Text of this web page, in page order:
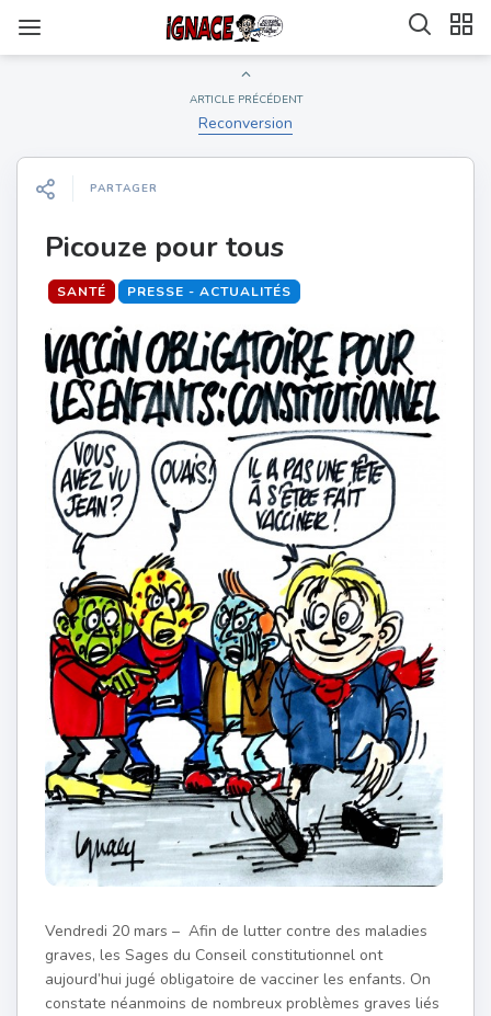
ARTICLE PRÉCÉDENT
Reconversion
PARTAGER
Picouze pour tous
SANTÉ PRESSE - ACTUALITÉS
Vendredi 20 mars – Afin de lutter contre des maladies
graves, les Sages du Conseil constitutionnel ont
aujourd’hui jugé obligatoire de vacciner les enfants. On
constate néanmoins de nombreux problèmes graves liés